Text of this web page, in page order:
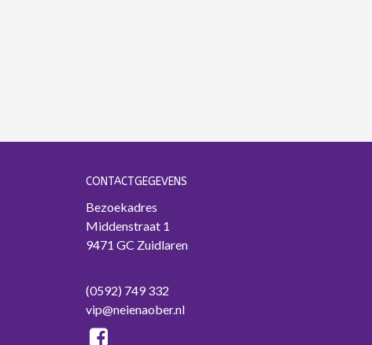
CONTACTGEGEVENS
Bezoekadres
Middenstraat 1
9471 GC Zuidlaren
(0592) 749 332
vip@neienaober.nl